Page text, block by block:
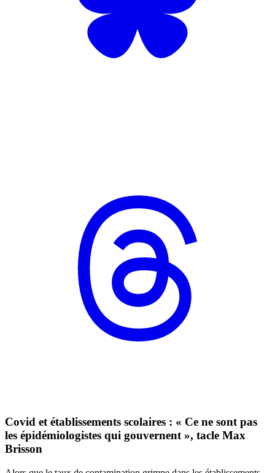
Covid et établissements scolaires : « Ce ne sont pas
les épidémiologistes qui gouvernent », tacle Max
Brisson